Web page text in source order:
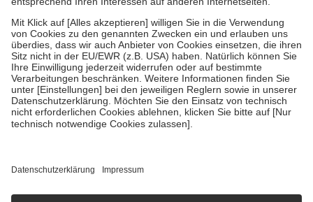
stärken und die besondere Stellung der Familie zu unterstützen,
fallenkeine Zuzahlungenan bei:
• Kindern und Jugendlichen bis zum vollendeten 18. Lebensjahr
mit Ausnahme der Fahrkosten
• Untersuchungen zur Vorsorge und Früherkennung, die von der
GKV getragen werden
• empfohlenen Schutzimpfungen
• Harn- und Blutteststreifen
getroffen, um sicherzustellen, dass es sich um echte Bewertungen
https://help.etrusted.com/hc/de/articles/4419944605341